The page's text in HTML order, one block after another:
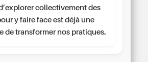
collectivement des
y faire face est déjà une
de transformer nos pratiques.